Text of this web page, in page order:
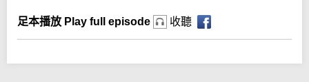
足本播放 Play full episode 收聽